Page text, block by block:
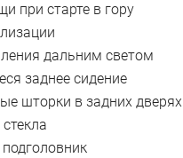
при старте в гору
дальним светом
заднее сидение
шторки в задних дверях